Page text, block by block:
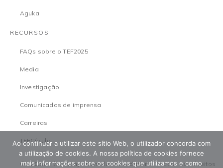
Aguka
RECURSOS
FAQs sobre o TEF2025
Media
Investigação
Comunicados de imprensa
Carreiras
TEFCírculo
© 2026 The Tony Elumelu Foundation. Todos os direitos
Ao continuar a utilizar este sítio Web, o utilizador concorda com
a utilização de cookies. A nossa política de cookies fornece
mais informações sobre os cookies que utilizamos e como